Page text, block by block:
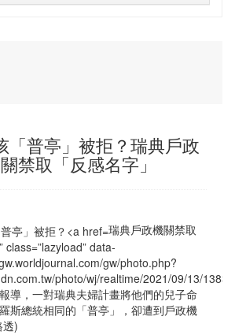
「普亭」被拒？瑞典戶政
禁取「反感名字」
瑞典戶政機關禁取
class=”lazyload” data-
gw/photo.php?
photo/wj/realtime/2021/09/13/
導，一對瑞典夫婦計畫將他們的兒子命
斯總統相同的「普亭」，卻遭到戶政機
)